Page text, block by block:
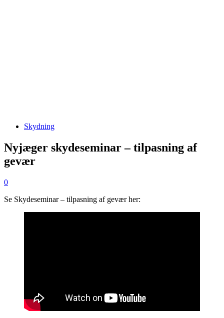
Skydning
Nyjæger skydeseminar – tilpasning af
gevær
0
Se Skydeseminar – tilpasning af gevær her: